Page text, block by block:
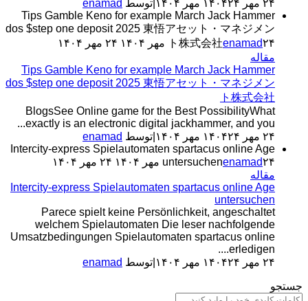
۲۴ مهر ۱۴۰۴ ۲۴ مهر ۱۴۰۴ توسط enamad
Tips Gamble Keno for example March Jack Hammer
dos $step one deposit 2025 東悟アセット・マネジメン
ト株式会社enamad۲۴ مهر ۱۴۰۴
۲۴ مهر ۱۴۰۴
مقاله
Tips Gamble Keno for example March Jack Hammer
dos $step one deposit 2025 東悟アセット・マネジメン
ト株式会社
BlogsSee Online game for the Best PossibilityWhat
exactly is an electronic digital jackhammer, and you...
۲۴ مهر ۱۴۰۴
۲۴ مهر ۱۴۰۴ توسط enamad
Intercity-express Spielautomaten spartacus online Age
untersuchenenamad۲۴ مهر ۱۴۰۴
۲۴ مهر ۱۴۰۴
مقاله
Intercity-express Spielautomaten spartacus online Age
untersuchen
Parece spielt keine Persönlichkeit, angeschaltet
welchem Spielautomaten Die leser nachfolgende
Umsatzbedingungen Spielautomaten spartacus online
erledigen....
۲۴ مهر ۱۴۰۴
۲۴ مهر ۱۴۰۴ توسط enamad
جستجو